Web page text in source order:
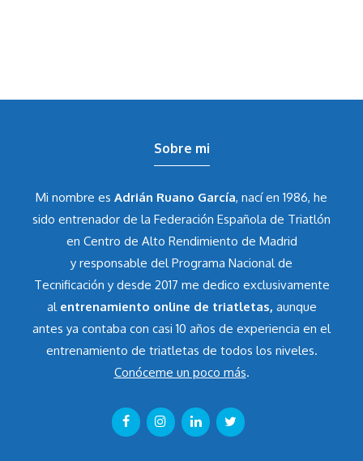
Sobre mi
Mi nombre es Adrián Ruano García, nací en 1986, he
sido entrenador de la Federación Española de Triatlón
en Centro de Alto Rendimiento de Madrid
y responsable del Programa Nacional de
Tecnificación y desde 2017 me dedico exclusivamente
al entrenamiento online de triatletas, aunque
antes ya contaba con casi 10 años de experiencia en el
entrenamiento de triatletas de todos los niveles.
Conóceme un poco más.